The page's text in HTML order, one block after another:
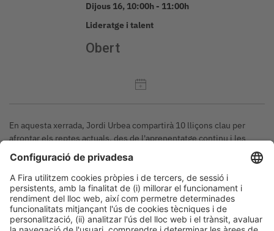
Dijous 16, 10:00h - 11:00h
Lideratge i talent
Obert
En aquesta xerrada, Jordi Urbea compartirà 10 lliçons clau per
afrontar els reptes actuals, des de l'aprenentatge continu i les
relacions professionals fins a l'impacte de la IA. Descobreix una
perspectiva realista per adaptar-te als canvis, prendre decisions
estratègiques i construir una carrera amb sentit.